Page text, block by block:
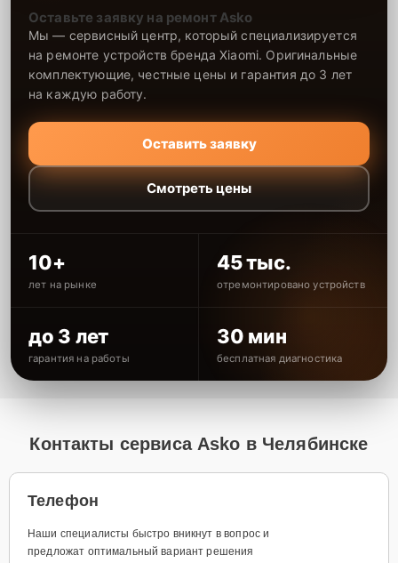
Оставьте заявку на ремонт Asko
Мы — сервисный центр, который специализируется
на ремонте устройств бренда Xiaomi. Оригинальные
комплектующие, честные цены и гарантия до 3 лет
на каждую работу.
Оставить заявку
Смотреть цены
10+
лет на рынке
45 тыс.
отремонтировано устройств
до 3 лет
гарантия на работы
30 мин
бесплатная диагностика
Контакты сервиса Asko в Челябинске
Телефон
Наши специалисты быстро вникнут в вопрос и
предложат оптимальный вариант решения